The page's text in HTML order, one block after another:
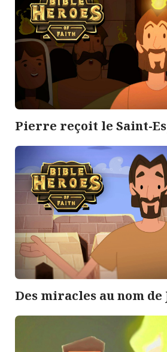
Pierre reçoit le Saint-
Des miracles au nom de